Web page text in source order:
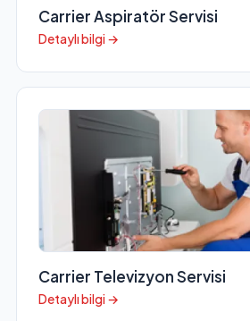
Carrier Aspiratör Servisi
Detaylı bilgi →
Carrier Televizyon Servisi
Detaylı bilgi →